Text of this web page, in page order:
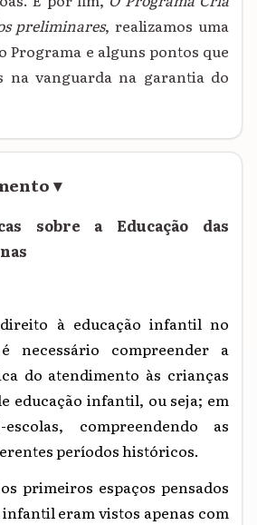
preliminares, realizamos uma
Programa e alguns pontos que
na vanguarda na garantia do
▾
sobre a Educação das
à educação infantil no
necessário compreender a
do atendimento às crianças
educação infantil, ou seja; em
compreendendo as
períodos históricos.
primeiros espaços pensados
eram vistos apenas com